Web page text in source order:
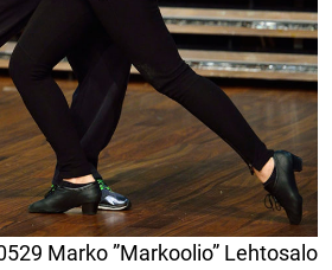
Marko ”Markoolio” Lehtosalo